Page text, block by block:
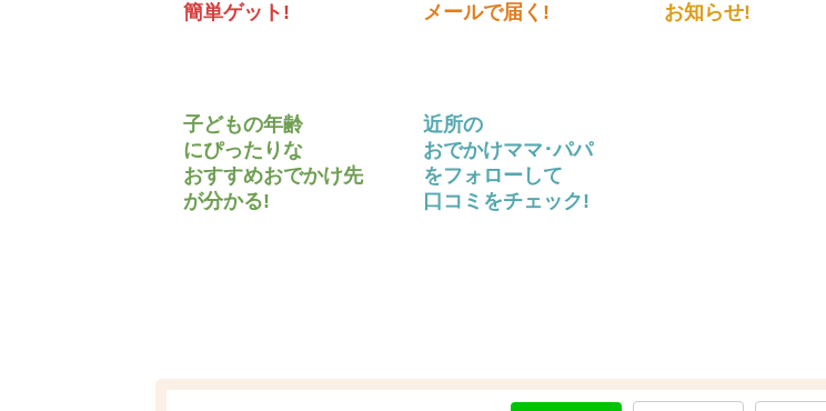
簡単ゲット!
メールで届く!
お知らせ!
子どもの年齢
にぴったりな
おすすめおでかけ先
が分かる!
近所の
おでかけママ･パパ
をフォローして
口コミをチェック!